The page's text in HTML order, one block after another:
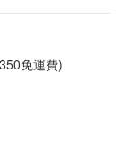
免運費)